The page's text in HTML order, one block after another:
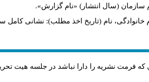
سازمان (سال انتشار) «نام گزارش».
خانوادگی، نام (تاریخ اخذ مطلب): نشانی کامل
كه فرمت نشريه را دارا نباشد در جلسه هيت